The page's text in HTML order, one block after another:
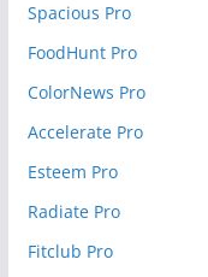
Spacious Pro
FoodHunt Pro
ColorNews Pro
Accelerate Pro
Esteem Pro
Radiate Pro
Fitclub Pro